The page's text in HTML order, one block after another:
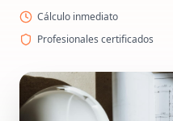
Cálculo inmediato
Profesionales certificados